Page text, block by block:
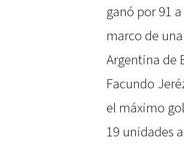
ganó por 91
marco de
Argentina de
Facundo
el máximo
19 unidades